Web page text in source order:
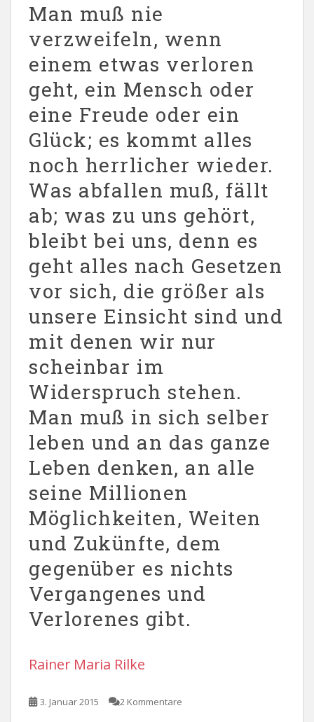
Man muß nie
verzweifeln, wenn
einem etwas verloren
geht, ein Mensch oder
eine Freude oder ein
Glück; es kommt alles
noch herrlicher wieder.
Was abfallen muß, fällt
ab; was zu uns gehört,
bleibt bei uns, denn es
geht alles nach Gesetzen
vor sich, die größer als
unsere Einsicht sind und
mit denen wir nur
scheinbar im
Widerspruch stehen.
Man muß in sich selber
leben und an das ganze
Leben denken, an alle
seine Millionen
Möglichkeiten, Weiten
und Zukünfte, dem
gegenüber es nichts
Vergangenes und
Verlorenes gibt.
Rainer Maria Rilke
3. Januar 2015 2 Kommentare